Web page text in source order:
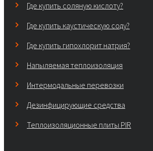
Где купить соляную кислоту?
Где купить каустическую соду?
Где купить гипохлорит натрия?
Напыляемая теплоизоляция
Интермодальные перевозки
Дезинфицирующие средства
Теплоизоляционные плиты PIR